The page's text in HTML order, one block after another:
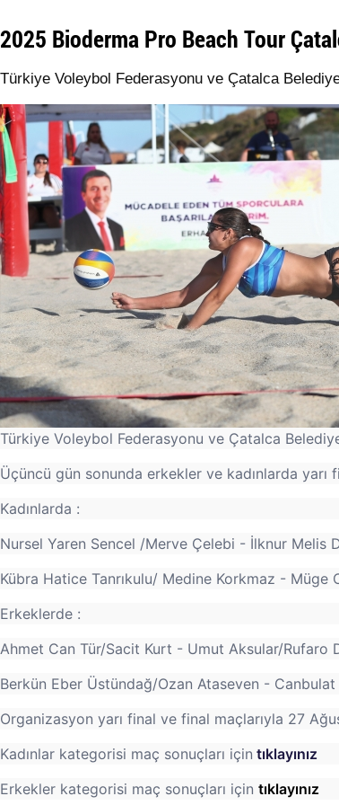
2025 Bioderma Pro Beach Tour
Türkiye Voleybol Federasyonu ve Çatalca
Türkiye Voleybol Federasyonu ve Çatalca
Üçüncü gün sonunda erkekler ve kadınlarda yarı
Kadınlarda :
Nursel Yaren Sencel /Merve Çelebi - İlknur Melis
Kübra Hatice Tanrıkulu/ Medine Korkmaz - Müge
Erkeklerde :
Ahmet Can Tür/Sacit Kurt - Umut Aksular/Rufaro
Berkün Eber Üstündağ/Ozan Ataseven - Canbulat
Organizasyon yarı final ve final maçlarıyla 27
Kadınlar kategorisi maç sonuçları için tıklayınız
Erkekler kategorisi maç sonuçları için tıklayınız